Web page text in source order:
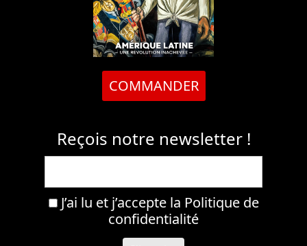
COMMANDER
Reçois notre newsletter !
J’ai lu et j’accepte la Politique de
confidentialité